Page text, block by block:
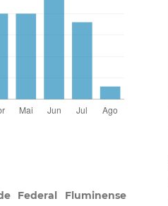
Federal Fluminense